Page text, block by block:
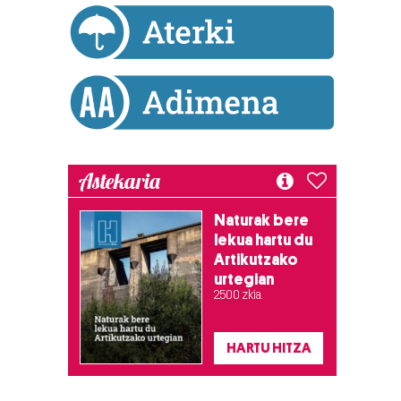
Astekaria
Naturak bere
lekua hartu du
Artikutzako
urtegian
2.500 zkia.
HARTU HITZA